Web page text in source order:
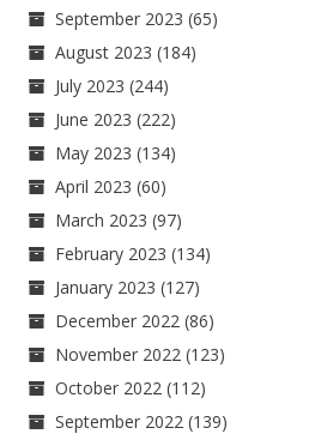
September 2023 (65)
August 2023 (184)
July 2023 (244)
June 2023 (222)
May 2023 (134)
April 2023 (60)
March 2023 (97)
February 2023 (134)
January 2023 (127)
December 2022 (86)
November 2022 (123)
October 2022 (112)
September 2022 (139)